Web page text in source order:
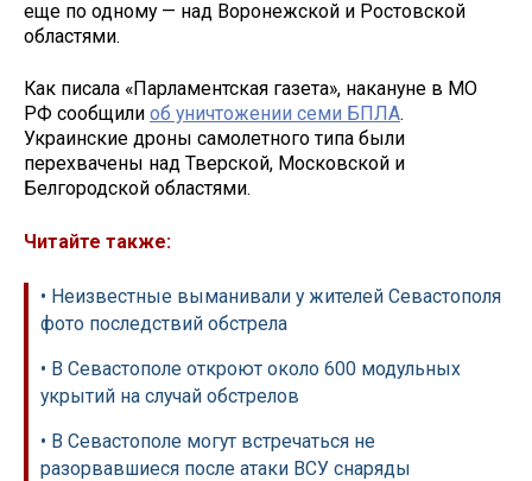
еще по одному — над Воронежской и Ростовской
областями.
Как писала «Парламентская газета», накануне в МО
РФ сообщили об уничтожении семи БПЛА.
Украинские дроны самолетного типа были
перехвачены над Тверской, Московской и
Белгородской областями.
Читайте также:
• Неизвестные выманивали у жителей Севастополя
фото последствий обстрела
• В Севастополе откроют около 600 модульных
укрытий на случай обстрелов
• В Севастополе могут встречаться не
разорвавшиеся после атаки ВСУ снаряды